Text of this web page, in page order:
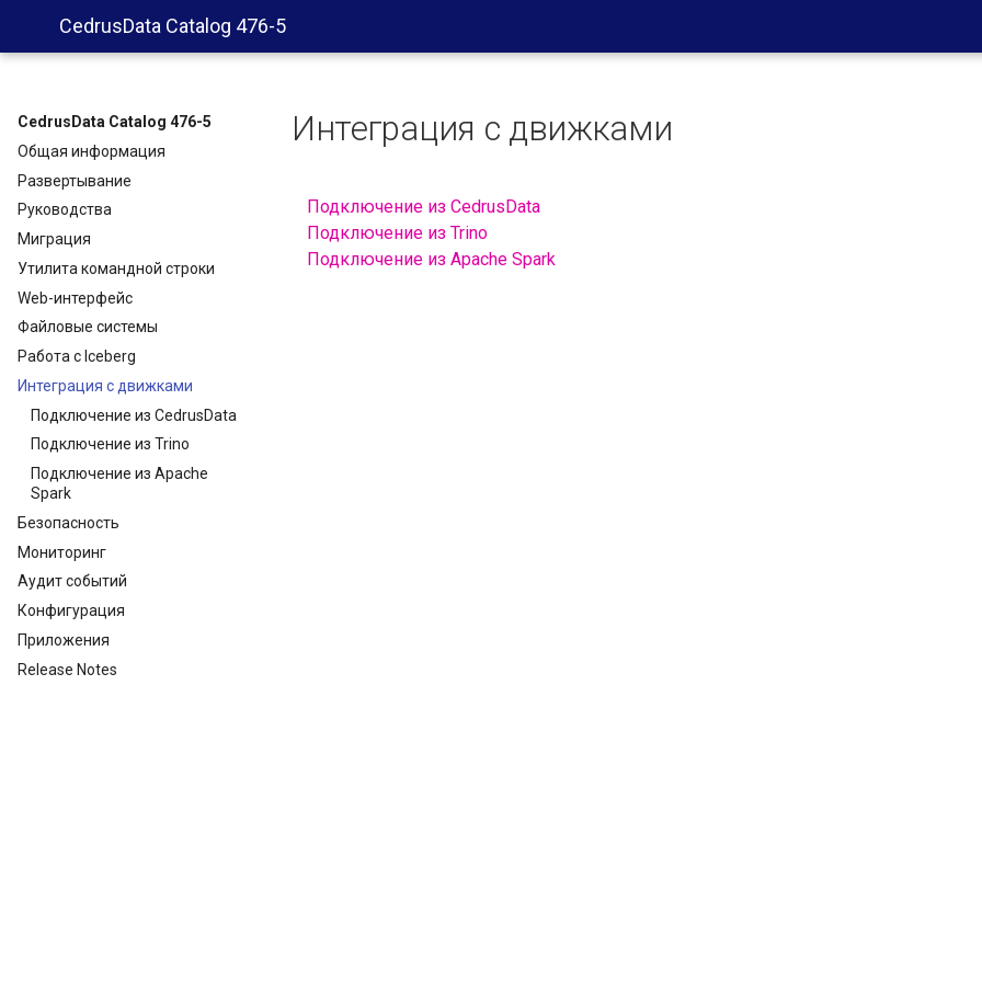
CedrusData Catalog 476-5
CedrusData Catalog 476-5
Общая информация
Развертывание
Руководства
Миграция
Утилита командной строки
Web-интерфейс
Файловые системы
Работа с Iceberg
Интеграция с движками
Подключение из CedrusData
Подключение из Trino
Подключение из Apache
Spark
Безопасность
Мониторинг
Аудит событий
Конфигурация
Приложения
Release Notes
Интеграция с движками
Подключение из CedrusData
Подключение из Trino
Подключение из Apache Spark